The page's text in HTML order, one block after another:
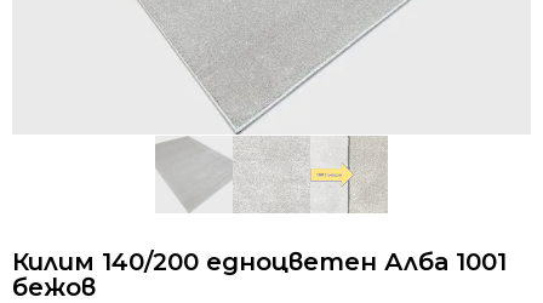
Килим 140/200 едноцветен Алба 1001
бежов